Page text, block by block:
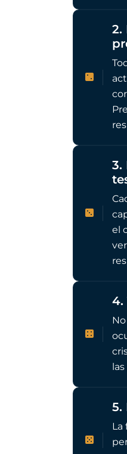
2.
3.
el
4.
5.
La